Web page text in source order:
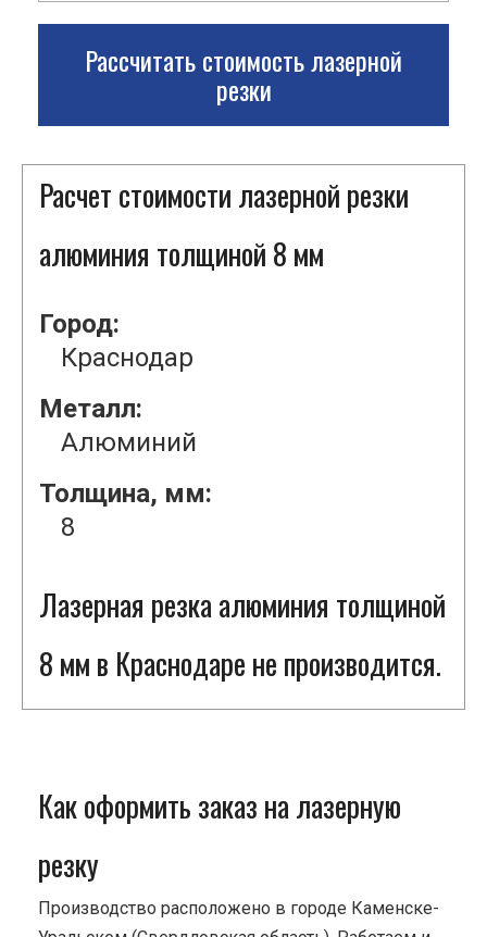
Рассчитать стоимость лазерной
резки
Расчет стоимости лазерной резки
алюминия толщиной 8 мм
Город:
Краснодар
Металл:
Алюминий
Толщина, мм:
8
Лазерная резка алюминия толщиной
8 мм в Краснодаре не производится.
Как оформить заказ на лазерную
резку
Производство расположено в городе Каменске-